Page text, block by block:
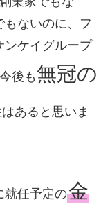
もないのに、フ
ンケイグループ
後も無冠の
あると思いま
就任予定の金